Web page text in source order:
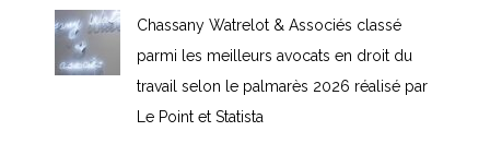
Chassany Watrelot & Associés classé
parmi les meilleurs avocats en droit du
travail selon le palmarès 2026 réalisé par
Le Point et Statista